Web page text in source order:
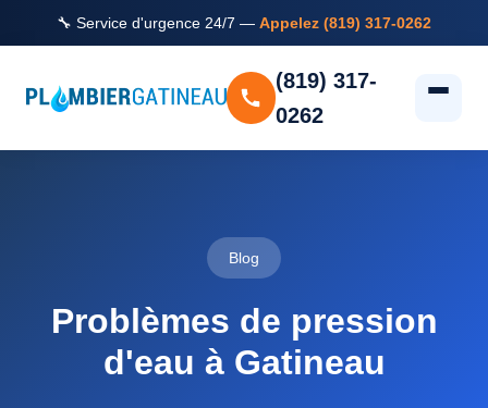
🔧 Service d'urgence 24/7 — Appelez (819) 317-0262
(819) 317-
0262
Blog
Problèmes de pression
d'eau à Gatineau